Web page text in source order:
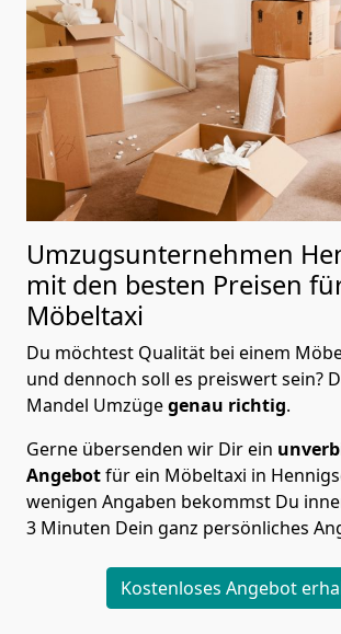
Umzugsunternehmen
mit den besten Preisen
Möbeltaxi
Du möchtest Qualität bei einem
und dennoch soll es preiswert sein?
Mandel Umzügegenau richtig.
Gerne übersenden wir Dir ein
Angebotfür ein Möbeltaxi in
wenigen Angaben bekommst Du
3 Minuten Dein ganz persönliches
Kostenloses Angebot